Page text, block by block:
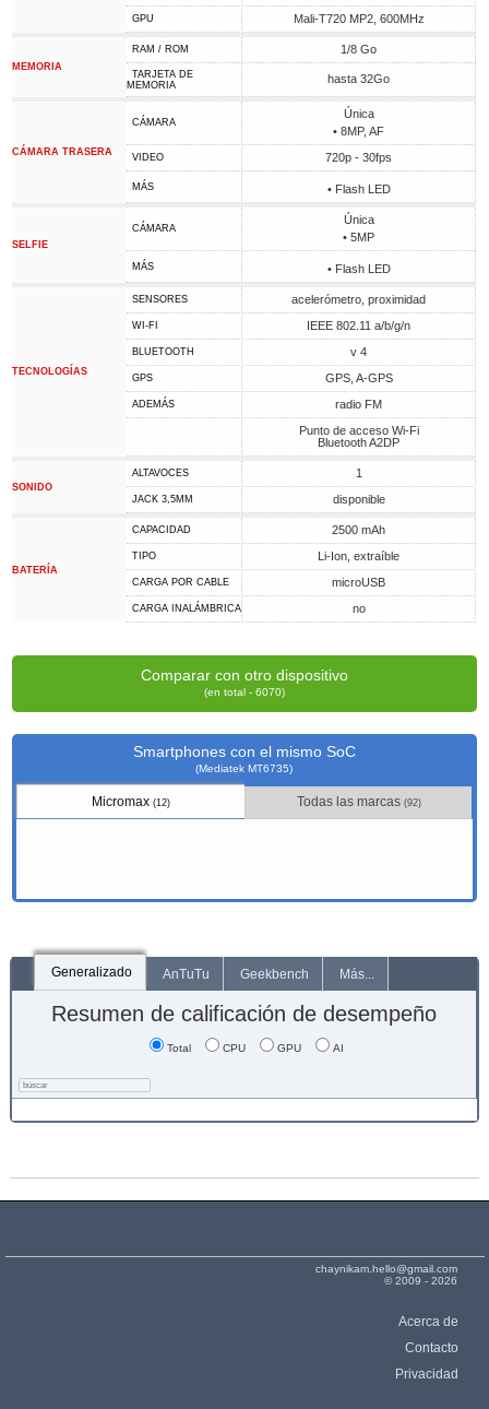
GPU Mali-T720 MP2, 600MHz
MEMORIA
RAM / ROM 1/8 Go
TARJETA DE
MEMORIA
hasta 32Go
CÁMARA TRASERA
CÁMARA
Única
• 8MP, AF
VIDEO 720p - 30fps
MÁS • Flash LED
SELFIE
CÁMARA
Única
• 5MP
MÁS • Flash LED
TECNOLOGÍAS
SENSORES acelerómetro, proximidad
WI-FI IEEE 802.11 a/b/g/n
BLUETOOTH v 4
GPS GPS, A-GPS
ADEMÁS
radio FM
Punto de acceso Wi-Fi
Bluetooth A2DP
SONIDO
ALTAVOCES 1
JACK 3,5MM disponible
BATERÍA
CAPACIDAD 2500 mAh
TIPO Li-Ion, extraíble
CARGA POR CABLE microUSB
CARGA INALÁMBRICA no
Comparar con otro dispositivo
(en total - 6070)
Smartphones con el mismo SoC
(Mediatek MT6735)
Micromax(12) Todas las marcas (92)
Generalizado AnTuTu Geekbench Más...
Resumen de calificación de desempeño
Total CPU GPU AI
chaynikam.hello@gmail.com
© 2009 - 2026
Acerca de
Contacto
Privacidad